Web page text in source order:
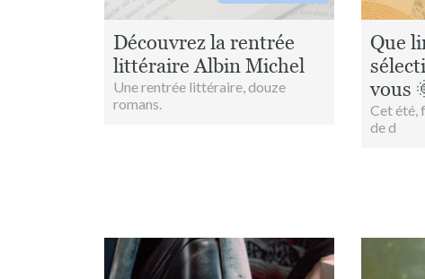
Découvrez la rentrée
littéraire Albin Michel
Une rentrée littéraire, douze
romans.
Que
vous
Cet été,
de d
Image Image